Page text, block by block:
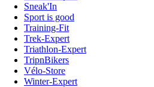
Sneak'In
Sport is good
Training-Fit
Trek-Expert
Triathlon-Expert
TripnBikers
Vélo-Store
Winter-Expert